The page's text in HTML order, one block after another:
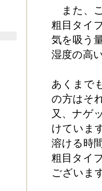
また、
粗目タイ
気を吸う
湿度の高
あくまで
の方はそ
又、ナゲ
けていま
溶ける時
粗目タイ
ございま